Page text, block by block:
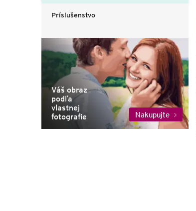
Príslušenstvo
Váš obraz
podľa
vlastnej
fotografie
Nakupujte